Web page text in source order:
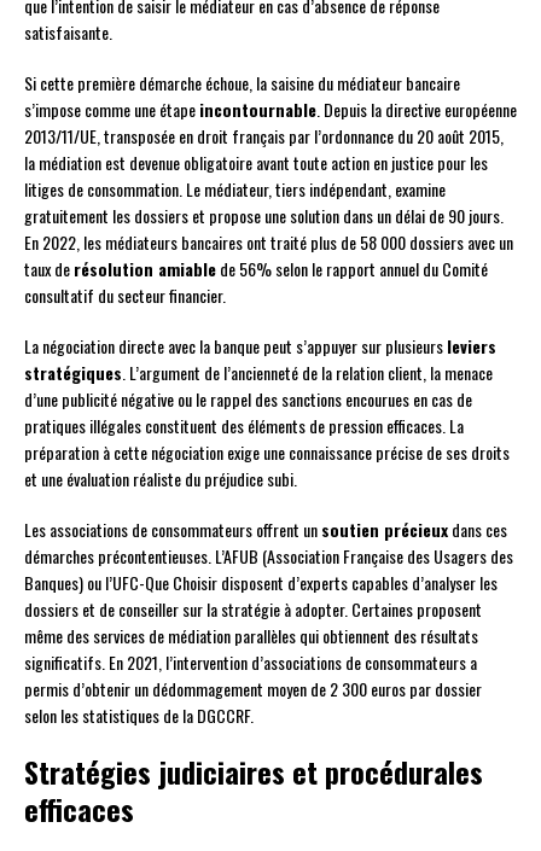
que l’intention de saisir le médiateur en cas d’absence de réponse
satisfaisante.
Si cette première démarche échoue, la saisine du médiateur bancaire
s’impose comme une étapeincontournable. Depuis la directive européenne
2013/11/UE, transposée en droit français par l’ordonnance du 20 août 2015,
la médiation est devenue obligatoire avant toute action en justice pour les
litiges de consommation. Le médiateur, tiers indépendant, examine
gratuitement les dossiers et propose une solution dans un délai de 90 jours.
En 2022, les médiateurs bancaires ont traité plus de 58 000 dossiers avec un
taux derésolution amiablede 56% selon le rapport annuel du Comité
consultatif du secteur financier.
La négociation directe avec la banque peut s’appuyer sur plusieursleviers
stratégiques. L’argument de l’ancienneté de la relation client, la menace
d’une publicité négative ou le rappel des sanctions encourues en cas de
pratiques illégales constituent des éléments de pression efficaces. La
préparation à cette négociation exige une connaissance précise de ses droits
et une évaluation réaliste du préjudice subi.
Les associations de consommateurs offrent unsoutien précieuxdans ces
démarches précontentieuses. L’AFUB (Association Française des Usagers des
Banques) ou l’UFC-Que Choisir disposent d’experts capables d’analyser les
dossiers et de conseiller sur la stratégie à adopter. Certaines proposent
même des services de médiation parallèles qui obtiennent des résultats
significatifs. En 2021, l’intervention d’associations de consommateurs a
permis d’obtenir un dédommagement moyen de 2 300 euros par dossier
selon les statistiques de la DGCCRF.
Stratégies judiciaires et procédurales
efficaces